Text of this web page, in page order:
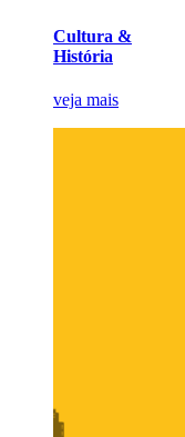
Cultura &
História
veja mais